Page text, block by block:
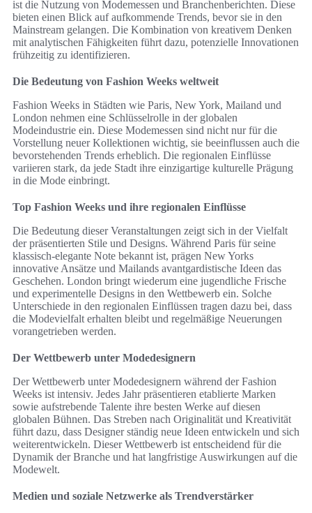
ist die Nutzung von Modemessen und Branchenberichten. Diese
bieten einen Blick auf aufkommende Trends, bevor sie in den
Mainstream gelangen. Die Kombination von kreativem Denken
mit analytischen Fähigkeiten führt dazu, potenzielle Innovationen
frühzeitig zu identifizieren.
Die Bedeutung von Fashion Weeks weltweit
Fashion Weeks in Städten wie Paris, New York, Mailand und
London nehmen eine Schlüsselrolle in der globalen
Modeindustrie ein. Diese Modemessen sind nicht nur für die
Vorstellung neuer Kollektionen wichtig, sie beeinflussen auch die
bevorstehenden Trends erheblich. Die regionalen Einflüsse
variieren stark, da jede Stadt ihre einzigartige kulturelle Prägung
in die Mode einbringt.
Top Fashion Weeks und ihre regionalen Einflüsse
Die Bedeutung dieser Veranstaltungen zeigt sich in der Vielfalt
der präsentierten Stile und Designs. Während Paris für seine
klassisch-elegante Note bekannt ist, prägen New Yorks
innovative Ansätze und Mailands avantgardistische Ideen das
Geschehen. London bringt wiederum eine jugendliche Frische
und experimentelle Designs in den Wettbewerb ein. Solche
Unterschiede in den regionalen Einflüssen tragen dazu bei, dass
die Modevielfalt erhalten bleibt und regelmäßige Neuerungen
vorangetrieben werden.
Der Wettbewerb unter Modedesignern
Der Wettbewerb unter Modedesignern während der Fashion
Weeks ist intensiv. Jedes Jahr präsentieren etablierte Marken
sowie aufstrebende Talente ihre besten Werke auf diesen
globalen Bühnen. Das Streben nach Originalität und Kreativität
führt dazu, dass Designer ständig neue Ideen entwickeln und sich
weiterentwickeln. Dieser Wettbewerb ist entscheidend für die
Dynamik der Branche und hat langfristige Auswirkungen auf die
Modewelt.
Medien und soziale Netzwerke als Trendverstärker